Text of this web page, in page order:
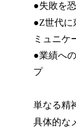
●失敗を
●Z世代に
ミュニケ
●業績へ
プ
単なる精
具体的な